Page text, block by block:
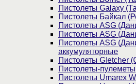
Пистолеты Galaxy
Пистолеты Байкал
Пистолеты ASG
Пистолеты ASG
Пистолеты ASG
аккумуляторные
Пистолеты Gletcher
Пистолеты-пулеметы
Пистолеты Umarex